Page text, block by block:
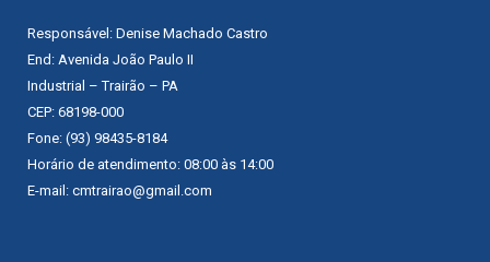
Responsável: Denise Machado Castro
End: Avenida João Paulo II
Industrial – Trairão – PA
CEP: 68198-000
Fone: (93) 98435-8184
Horário de atendimento: 08:00 às 14:00
E-mail: cmtrairao@gmail.com